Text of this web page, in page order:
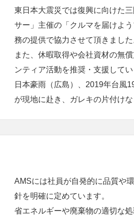
東日本大震災では復興に向けた
サー」主催の「クルマを届けよ
務の提供で協力させて頂きました
また、休暇取得や会社資材の無
ンティア活動を推奨・支援して
日本豪雨（広島）、2019年台風
が現地に赴き、ガレキの片付け
AMSには社員が自発的に品質や
針を明確に定めています。
省エネルギーや廃棄物の適切な